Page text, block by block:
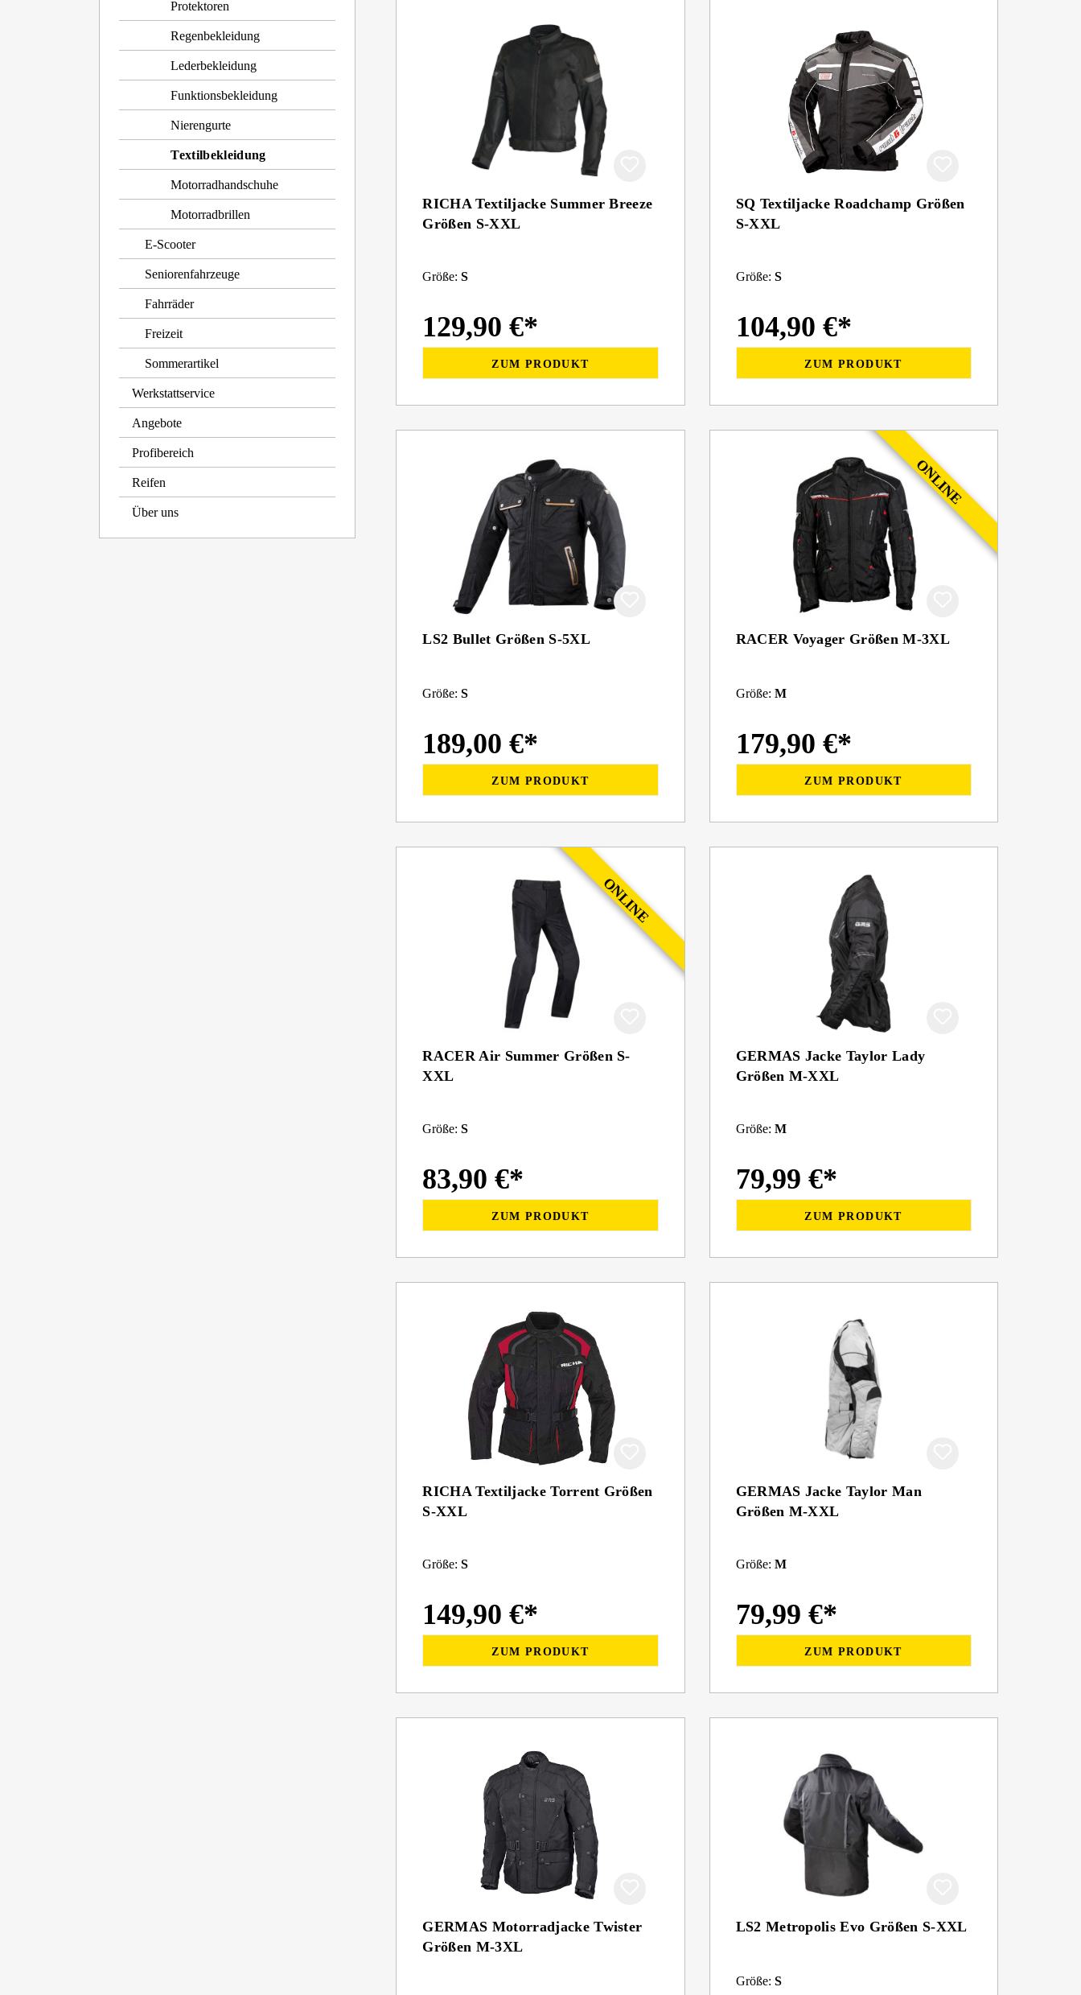
Protektoren
Regenbekleidung
Lederbekleidung
Funktionsbekleidung
Nierengurte
Textilbekleidung
Motorradhandschuhe
Motorradbrillen
E-Scooter
Seniorenfahrzeuge
Fahrräder
Freizeit
Sommerartikel
Werkstattservice
Angebote
Profibereich
Reifen
Über uns
RICHA Textiljacke Summer Breeze
Größen S-XXL
Größe:S
129,90 €*
ZUM PRODUKT
SQ Textiljacke Roadchamp Größen
S-XXL
Größe: S
104,90 €*
ZUM PRODUKT
LS2 Bullet Größen S-5XL
Größe:S
189,00 €*
ZUM PRODUKT
RACER Voyager Größen M-3XL
Größe: M
179,90 €*
ZUM PRODUKT
RACER Air Summer Größen S-
XXL
Größe:S
83,90 €*
ZUM PRODUKT
GERMAS Jacke Taylor Lady
Größen M-XXL
Größe: M
79,99 €*
ZUM PRODUKT
RICHA Textiljacke Torrent Größen
S-XXL
Größe:S
149,90 €*
ZUM PRODUKT
GERMAS Jacke Taylor Man
Größen M-XXL
Größe: M
79,99 €*
ZUM PRODUKT
GERMAS Motorradjacke Twister
Größen M-3XL
LS2 Metropolis Evo Größen S-XXL
Größe: S